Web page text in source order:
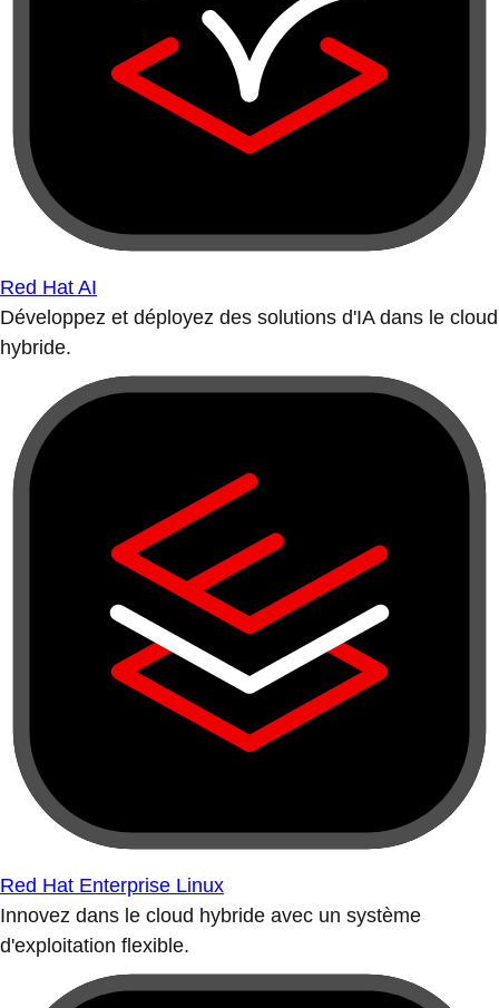
Red Hat AI
Développez et déployez des solutions d'IA dans le cloud
hybride.
Red Hat Enterprise Linux
Innovez dans le cloud hybride avec un système
d'exploitation flexible.